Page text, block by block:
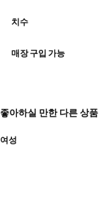
치수
매장 구입 가능
좋아하실 만한 다른 상품
여성